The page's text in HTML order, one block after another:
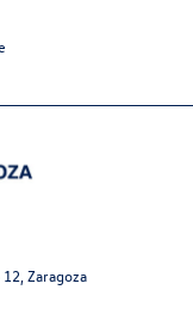
Zaragoza